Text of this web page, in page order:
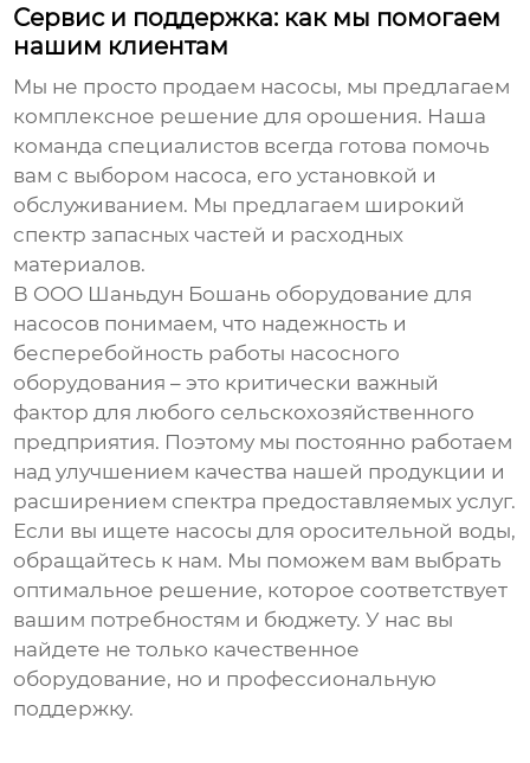
Сервис и поддержка: как мы помогаем
нашим клиентам
Мы не просто продаем насосы, мы предлагаем
комплексное решение для орошения. Наша
команда специалистов всегда готова помочь
вам с выбором насоса, его установкой и
обслуживанием. Мы предлагаем широкий
спектр запасных частей и расходных
материалов.
В OOO Шаньдун Бошань оборудование для
насосов понимаем, что надежность и
бесперебойность работы насосного
оборудования – это критически важный
фактор для любого сельскохозяйственного
предприятия. Поэтому мы постоянно работаем
над улучшением качества нашей продукции и
расширением спектра предоставляемых услуг.
Если вы ищете насосы для оросительной воды,
обращайтесь к нам. Мы поможем вам выбрать
оптимальное решение, которое соответствует
вашим потребностям и бюджету. У нас вы
найдете не только качественное
оборудование, но и профессиональную
поддержку.